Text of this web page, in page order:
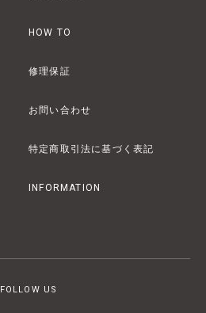
HOW TO
修理保証
お問い合わせ
特定商取引法に基づく表記
INFORMATION
FOLLOW US